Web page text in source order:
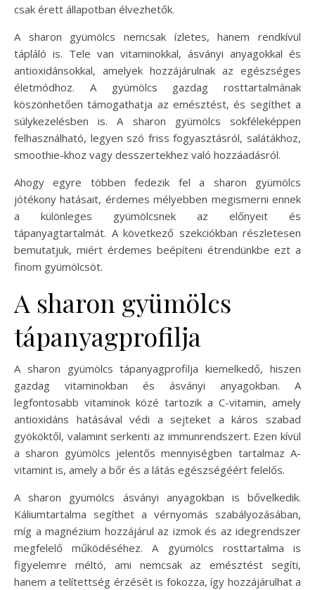
csak érett állapotban élvezhetők.
A sharon gyümölcs nemcsak ízletes, hanem rendkívül
tápláló is. Tele van vitaminokkal, ásványi anyagokkal és
antioxidánsokkal, amelyek hozzájárulnak az egészséges
életmódhoz. A gyümölcs gazdag rosttartalmának
köszönhetően támogathatja az emésztést, és segíthet a
súlykezelésben is. A sharon gyümölcs sokféleképpen
felhasználható, legyen szó friss fogyasztásról, salátákhoz,
smoothie-khoz vagy desszertekhez való hozzáadásról.
Ahogy egyre többen fedezik fel a sharon gyümölcs
jótékony hatásait, érdemes mélyebben megismerni ennek
a különleges gyümölcsnek az előnyeit és
tápanyagtartalmát. A következő szekciókban részletesen
bemutatjuk, miért érdemes beépíteni étrendünkbe ezt a
finom gyümölcsöt.
A sharon gyümölcs
tápanyagprofilja
A sharon gyümölcs tápanyagprofilja kiemelkedő, hiszen
gazdag vitaminokban és ásványi anyagokban. A
legfontosabb vitaminok közé tartozik a C-vitamin, amely
antioxidáns hatásával védi a sejteket a káros szabad
gyököktől, valamint serkenti az immunrendszert. Ezen kívül
a sharon gyümölcs jelentős mennyiségben tartalmaz A-
vitamint is, amely a bőr és a látás egészségéért felelős.
A sharon gyümölcs ásványi anyagokban is bővelkedik.
Káliumtartalma segíthet a vérnyomás szabályozásában,
míg a magnézium hozzájárul az izmok és az idegrendszer
megfelelő működéséhez. A gyümölcs rosttartalma is
figyelemre méltó, ami nemcsak az emésztést segíti,
hanem a telítettség érzését is fokozza, így hozzájárulhat a